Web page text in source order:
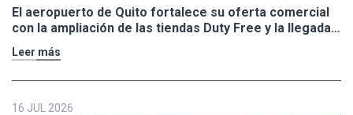
El aeropuerto de Quito fortalece su oferta comercial
con la ampliación de las tiendas Duty Free y la llegada
Leer más
16 JUL 2026